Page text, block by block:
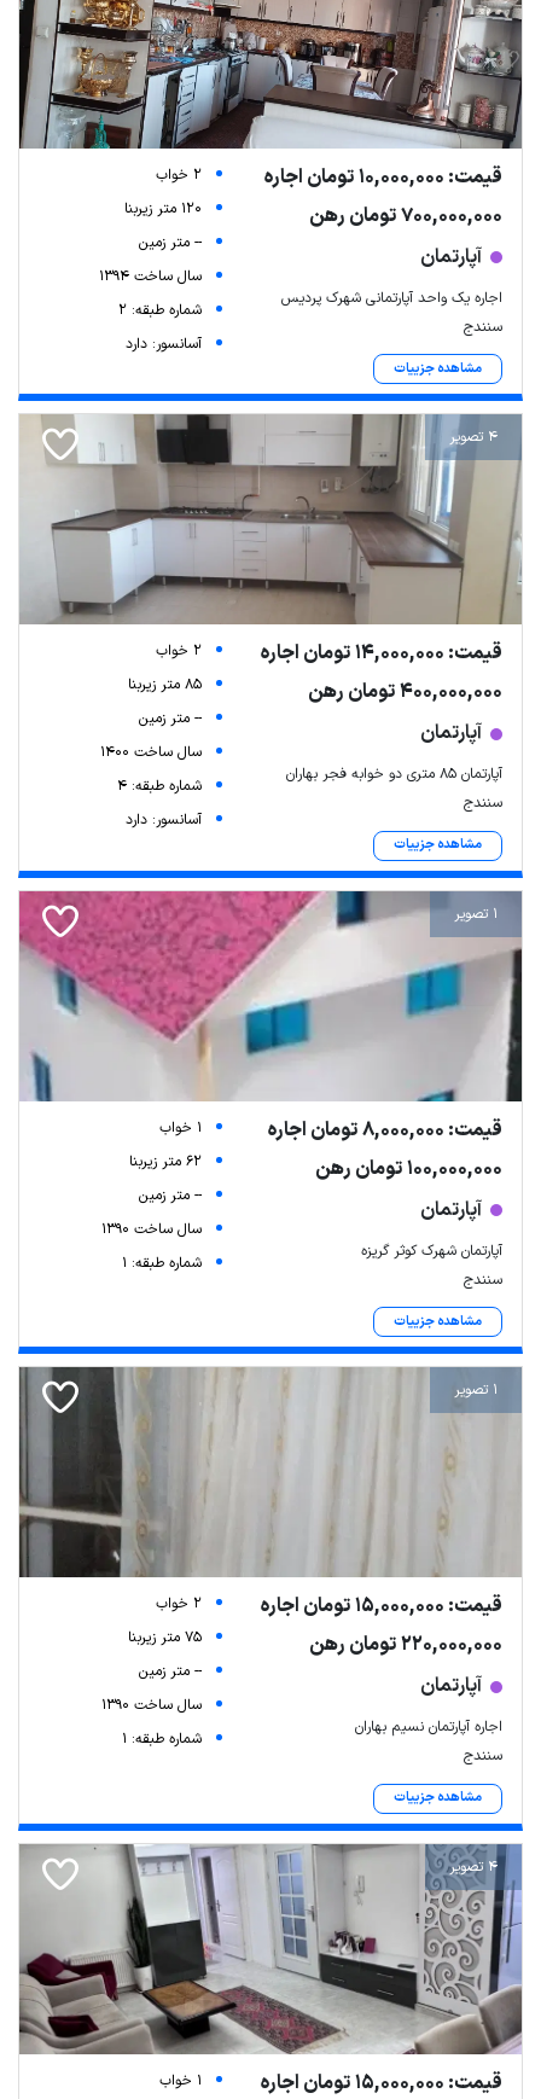
قیمت: 10,000,000 تومان اجاره
700,000,000 تومان رهن
آپارتمان
اجاره یک واحد آپارتمانی شهرک پردیس
سنندج
مشاهده جزییات
2 خواب
120 متر زیربنا
-- متر زمین
سال ساخت 1394
شماره طبقه: 2
آسانسور: دارد
4 تصویر
قیمت: 14,000,000 تومان اجاره
400,000,000 تومان رهن
آپارتمان
آپارتمان 85 متری دو خوابه فجر بهاران
سنندج
مشاهده جزییات
2 خواب
85 متر زیربنا
-- متر زمین
سال ساخت 1400
شماره طبقه: 4
آسانسور: دارد
1 تصویر
قیمت: 8,000,000 تومان اجاره
100,000,000 تومان رهن
آپارتمان
آپارتمان شهرک کوثر گریزه
سنندج
مشاهده جزییات
1 خواب
62 متر زیربنا
-- متر زمین
سال ساخت 1390
شماره طبقه: 1
1 تصویر
قیمت: 15,000,000 تومان اجاره
220,000,000 تومان رهن
آپارتمان
اجاره آپارتمان نسیم بهاران
سنندج
مشاهده جزییات
2 خواب
75 متر زیربنا
-- متر زمین
سال ساخت 1390
شماره طبقه: 1
4 تصویر
قیمت: 15,000,000 تومان اجاره
1 خواب